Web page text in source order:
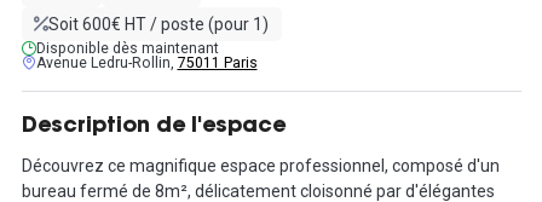
Soit 600€ HT / poste (pour 1)
Disponible dès maintenant
Avenue Ledru-Rollin, 75011 Paris
Description de l'espace
Découvrez ce magnifique espace professionnel, composé d'un
bureau fermé de 8m², délicatement cloisonné par d'élégantes